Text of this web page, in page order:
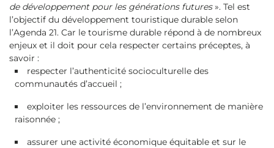
de développement pour les générations futures». Tel est
l’objectif du développement touristique durable selon
l’Agenda 21. Car le tourisme durable répond à de nombreux
enjeux et il doit pour cela respecter certains préceptes, à
savoir :
respecter l’authenticité socioculturelle des
communautés d’accueil ;
exploiter les ressources de l’environnement de manière
raisonnée ;
assurer une activité économique équitable et sur le